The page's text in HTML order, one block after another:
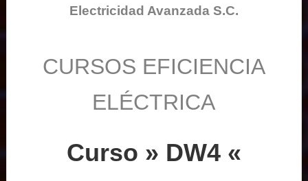
Electricidad Avanzada S.C.
CURSOS EFICIENCIA
ELÉCTRICA
Curso » DW4 «